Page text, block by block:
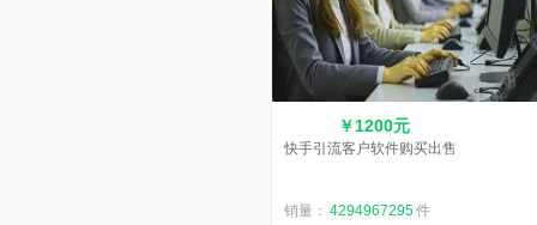
￥1200元
快手引流客户软件购买出售
销量： 4294967295件